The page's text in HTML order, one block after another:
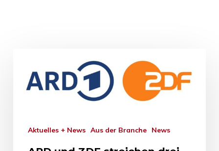
Aktuelles + News Aus der Branche News